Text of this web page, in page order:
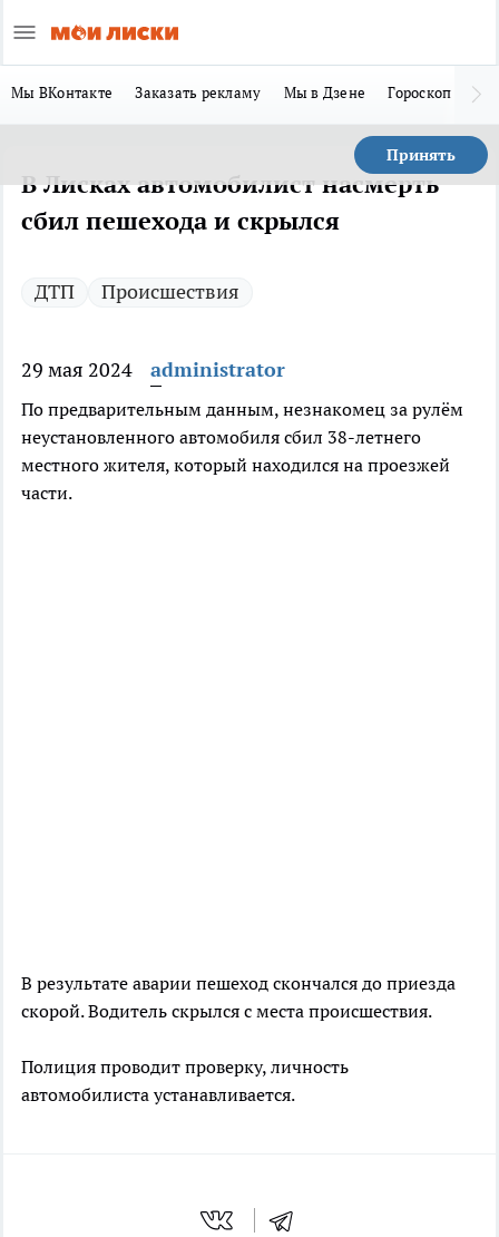
Мы ВКонтакте Заказать рекламу Мы в Дзене Гороскоп
Принять
В Лисках автомобилист насмерть
сбил пешехода и скрылся
ДТП Происшествия
29 мая 2024 administrator
По предварительным данным, незнакомец за рулём
неустановленного автомобиля сбил 38-летнего
местного жителя, который находился на проезжей
части.
В результате аварии пешеход скончался до приезда
скорой. Водитель скрылся с места происшествия.
Полиция проводит проверку, личность
автомобилиста устанавливается.